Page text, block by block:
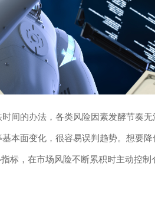
间的办法，各类风险因素发酵节奏
本面变化，很容易误判趋势。想要
标，在市场风险不断累积时主动控